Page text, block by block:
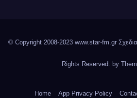
© Copyright 2008-2023 www.star-fm.gr
Rights Reserved. by
Home App Privacy Policy